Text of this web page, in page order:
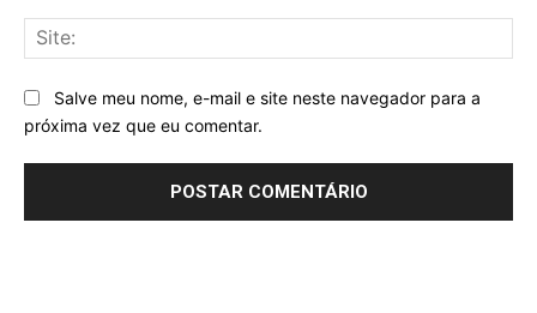
Salve meu nome, e-mail e site neste navegador para a
próxima vez que eu comentar.